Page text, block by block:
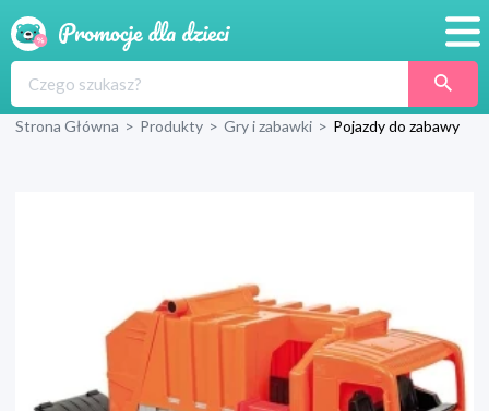
Produkty
Wyprawka
Strona Główna > Produkty > Gry i zabawki > Pojazdy do zabawy